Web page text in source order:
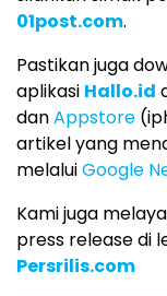
01post.com.
Pastikan juga
aplikasi Hallo.id
danAppstore
artikel yang
melaluiGoogle
Kami juga
press release di
Persrilis.com